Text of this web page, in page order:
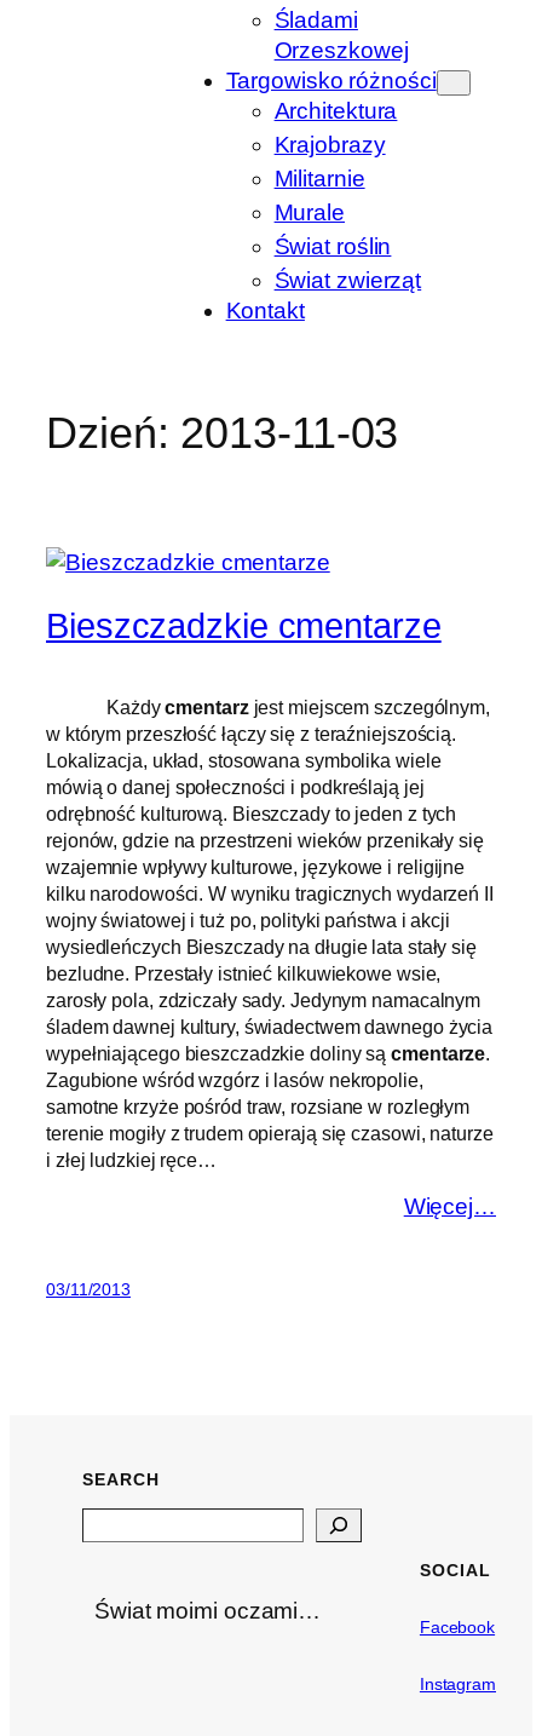
Śladami
Orzeszkowej
Targowisko różności
Architektura
Krajobrazy
Militarnie
Murale
Świat roślin
Świat zwierząt
Kontakt
Dzień: 2013-11-03
Bieszczadzkie cmentarze
Każdycmentarzjest miejscem szczególnym,
w którym przeszłość łączy się z teraźniejszością.
Lokalizacja, układ, stosowana symbolika wiele
mówią o danej społeczności i podkreślają jej
odrębność kulturową. Bieszczady to jeden z tych
rejonów, gdzie na przestrzeni wieków przenikały się
wzajemnie wpływy kulturowe, językowe i religijne
kilku narodowości. W wyniku tragicznych wydarzeń II
wojny światowej i tuż po, polityki państwa i akcji
wysiedleńczych Bieszczady na długie lata stały się
bezludne. Przestały istnieć kilkuwiekowe wsie,
zarosły pola, zdziczały sady. Jedynym namacalnym
śladem dawnej kultury, świadectwem dawnego życia
wypełniającego bieszczadzkie doliny sącmentarze.
Zagubione wśród wzgórz i lasów nekropolie,
samotne krzyże pośród traw, rozsiane w rozległym
terenie mogiły z trudem opierają się czasowi, naturze
i złej ludzkiej ręce…
Więcej…
03/11/2013
SEARCH
Świat moimi oczami…
SOCIAL
Facebook
Instagram